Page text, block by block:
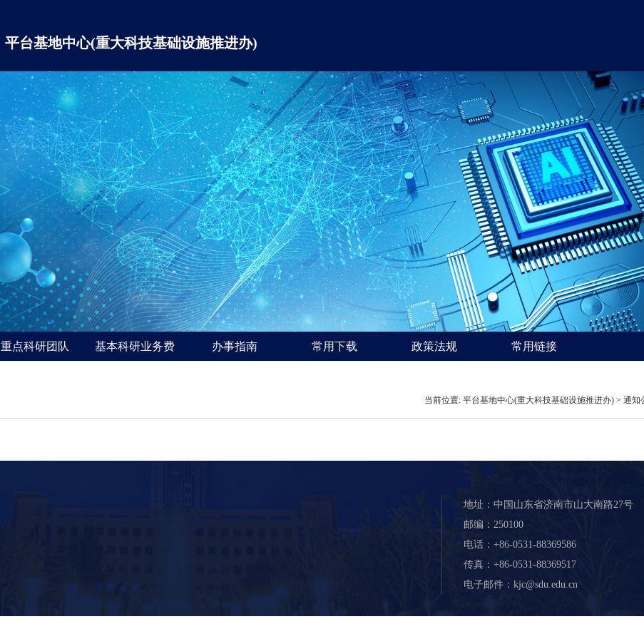
平台基地中心(重大科技基础设施推进办)
重点科研团队 基本科研业务费 办事指南 常用下载 政策法规 常用链接
当前位置: 平台基地中心(重大科技基础设施推进办) > 通知
地址：中国山东省济南市山大南路27号
邮编：250100
电话：+86-0531-88369586
传真：+86-0531-88369517
电子邮件：kjc@sdu.edu.cn